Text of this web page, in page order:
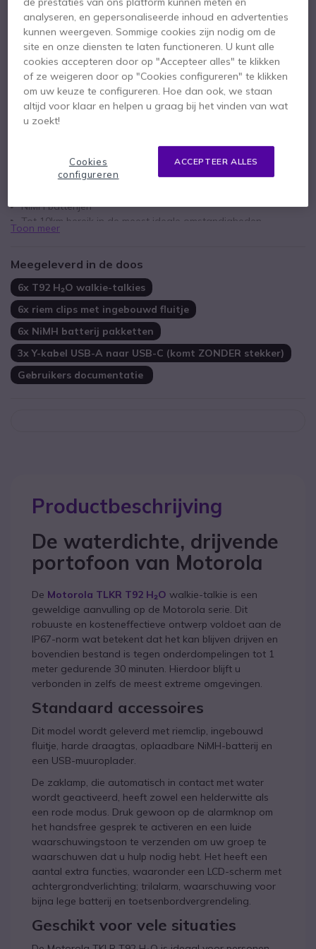
78,52 €
IP-67 blijft drijven en is waterbestendig
Robuuste constructie
NiMH batterijen
Tot 10km bereik in de meest ideale omstandigheden
Toon meer
Meegeleverd in de doos
6x T92 H₂O walkie-talkies
6x riem clips met ingebouwd fluitje
6x NiMH batterij pakketten
3x Y-kabel USB-A naar USB-C (komt ZONDER stekker)
Gebruikers documentatie
Productbeschrijving
De waterdichte, drijvende
portofoon van Motorola
De Motorola TLKR T92 H₂O walkie-talkie is een
geweldige aanvulling op de Motorola serie. Dit
robuuste en kosteneffectieve ontwerp voldoet aan de
IP67-norm wat betekent dat het kan blijven drijven en
bovendien bestand is tegen onderdompelingen tot 1
meter gedurende 30 minuten. Hierdoor blijft u
verbonden in zelfs de meest extreme omgevingen.
Standaard accessoires
Dit model wordt geleverd met riemclip, ingebouwd
fluitje, harde draagtas, oplaadbare NiMH-batterij en
een USB-muuroplader.
De zaklamp, die automatisch in contact met water
wordt geactiveerd, heeft zowel een helderwitte als
een rode modus. Druk gewoon op de alarmknop om
het handsfree gesprek te activeren en een luide
waarschuwingstoon te verzenden om uw groep te
waarschuwen dat u hulp nodig hebt. Het heeft een
aantal extra functies, waaronder een LCD-scherm met
achtergrondverlichting; trilalarm, waarschuwing voor
bijna lege batterij en toetsenbordvergrendeling.
Geschikt voor vele situaties
analyseren, en gepersonaliseerde inhoud en advertenties
kunnen weergeven. Sommige cookies zijn nodig om de
site en onze diensten te laten functioneren. U kunt alle
cookies accepteren door op "Accepteer alles" te klikken
of ze weigeren door op "Cookies configureren" te klikken
om uw keuze te configureren. Hoe dan ook, we staan
altijd voor klaar en helpen u graag bij het vinden van wat
u zoekt!
ACCEPTEER ALLES
Cookies
configureren